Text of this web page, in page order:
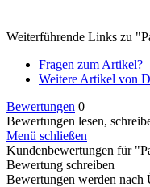
Weiterführende Links zu
Fragen zum Artikel?
Weitere Artikel von
Bewertungen 0
Bewertungen lesen,
Menü schließen
Kundenbewertungen für
Bewertung schreiben
Bewertungen werden nach